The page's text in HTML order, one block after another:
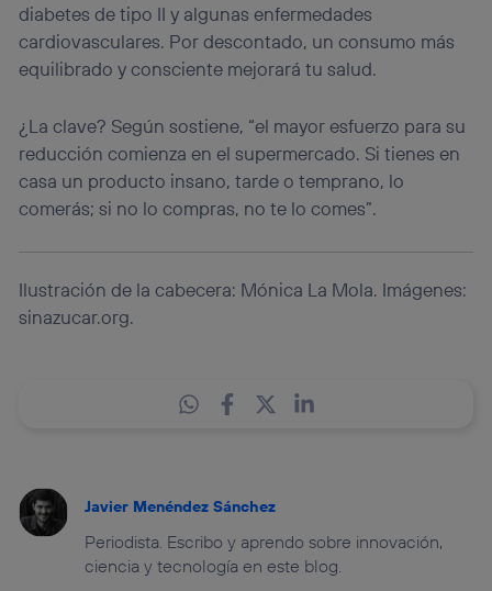
diabetes de tipo II y algunas enfermedades
cardiovasculares. Por descontado, un consumo más
equilibrado y consciente mejorará tu salud.
¿La clave? Según sostiene, “el mayor esfuerzo para su
reducción comienza en el supermercado. Si tienes en
casa un producto insano, tarde o temprano, lo
comerás; si no lo compras, no te lo comes”.
Ilustración de la cabecera: Mónica La Mola. Imágenes:
sinazucar.org.
Javier Menéndez Sánchez
Periodista. Escribo y aprendo sobre innovación,
ciencia y tecnología en este blog.